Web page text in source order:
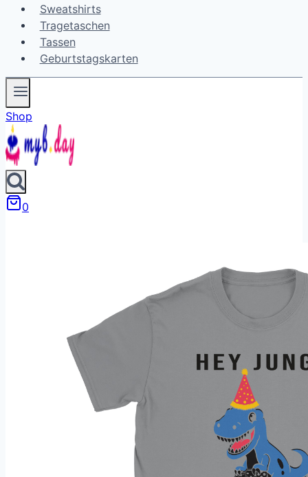
Sweatshirts
Tragetaschen
Tassen
Geburtstagskarten
Shop
0